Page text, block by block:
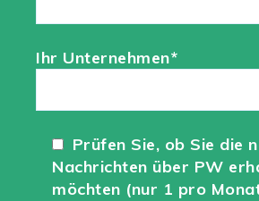
Ihr Unternehmen*
Prüfen Sie, ob Sie die
Nachrichten über PW
möchten (nur 1 pro